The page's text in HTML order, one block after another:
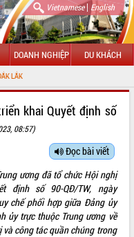
Vietnamese| English
DOANH NGHIỆP DU KHÁCH
khai Quyết định số
08:57)
Đọc bài viết
ương đã tổ chức Hội nghị
định số 90-QĐ/TW, ngày
chế phối hợp giữa Đảng ủy
ủy trực thuộc Trung ương về
công tác quần chúng trong